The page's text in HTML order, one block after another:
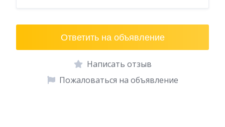
Ответить на объявление
Написать отзыв
Пожаловаться на объявление